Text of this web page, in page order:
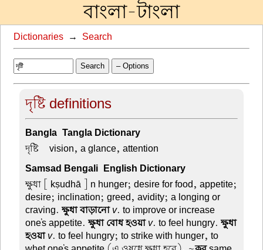
বাংলা-টাংলা
Dictionaries → Search
Search – Options
দৃষ্টি definitions
Bangla-Tangla Dictionary
দৃষ্টি –vision, a glance, attention
Samsad Bengali-English Dictionary
ক্ষুধা [ kṣudhā ] n hunger; desire for food, appetite;
desire; inclination; greed, avidity; a longing or
craving.ক্ষুধা বাড়ানো v. to improve or increase
one's appetite.ক্ষুধা বোধ হওয়া v. to feel hungry.ক্ষুধা
হওয়া v. to feel hungry; to strike with hunger, to